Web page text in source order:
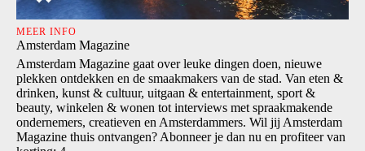
MEER INFO
Amsterdam Magazine
Amsterdam Magazine gaat over leuke dingen doen, nieuwe
plekken ontdekken en de smaakmakers van de stad. Van eten &
drinken, kunst & cultuur, uitgaan & entertainment, sport &
beauty, winkelen & wonen tot interviews met spraakmakende
ondernemers, creatieven en Amsterdammers. Wil jij Amsterdam
Magazine thuis ontvangen? Abonneer je dan nu en profiteer van